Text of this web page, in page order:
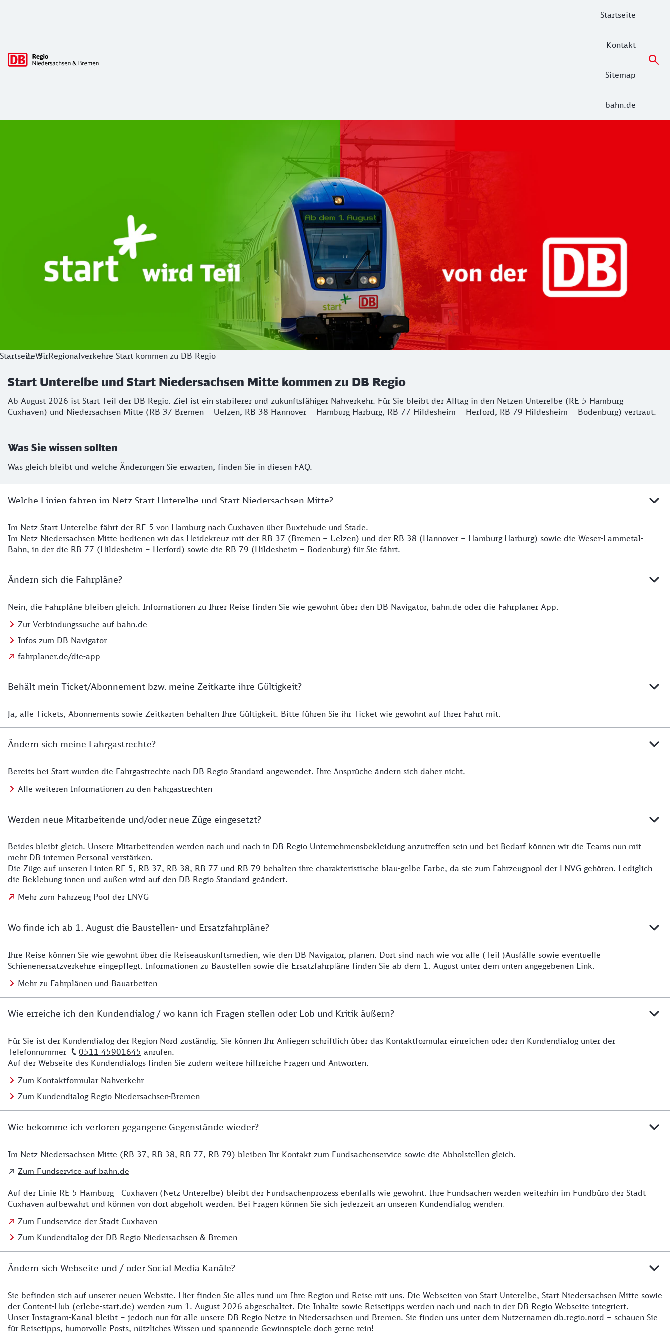
Startseite
Kontakt
Sitemap
bahn.de
Start Unterelbe und Start Niedersachsen Mitte kommen zu DB Regio
Ab August 2026 ist Start Teil der DB Regio. Ziel ist ein stabilerer und zukunftsfähiger Nahverkehr. Für Sie bleibt der Alltag in den Netzen Unterelbe (RE 5 Hamburg –
StartseiteWirRegionalverkehre Start kommen zu DB Regio
Start Unterelbe und Start Niedersachsen Mitte kommen zu DB Regio
Ab August 2026 ist Start Teil der DB Regio. Ziel ist ein stabilerer und zukunftsfähiger Nahverkehr. Für Sie bleibt der Alltag in den Netzen Unterelbe (RE 5 Hamburg –
Cuxhaven) und Niedersachsen Mitte (RB 37 Bremen – Uelzen, RB 38 Hannover – Hamburg-Harburg, RB 77 Hildesheim – Herford, RB 79 Hildesheim – Bodenburg) vertraut.
Was Sie wissen sollten
Was gleich bleibt und welche Änderungen Sie erwarten, finden Sie in diesen FAQ.
Welche Linien fahren im Netz Start Unterelbe und Start Niedersachsen Mitte?
Details
Im Netz Start Unterelbe fährt der RE 5 von Hamburg nach Cuxhaven über Buxtehude und Stade.
Im Netz Niedersachsen Mitte bedienen wir das Heidekreuz mit der RB 37 (Bremen – Uelzen) und der RB 38 (Hannover – Hamburg Harburg) sowie die Weser-Lammetal-
Bahn, in der die RB 77 (Hildesheim – Herford) sowie die RB 79 (Hildesheim – Bodenburg) für Sie fährt.
Ändern sich die Fahrpläne?
Details zu den Fahrplänen
Nein, die Fahrpläne bleiben gleich. Informationen zu Ihrer Reise finden Sie wie gewohnt über den DB Navigator, bahn.de oder die Fahrplaner App.
Zur Verbindungssuche auf bahn.de
Infos zum DB Navigator
fahrplaner.de/die-app
Behält mein Ticket/Abonnement bzw. meine Zeitkarte ihre Gültigkeit?
Details zur Zeitkarte
Ja, alle Tickets, Abonnements sowie Zeitkarten behalten Ihre Gültigkeit. Bitte führen Sie ihr Ticket wie gewohnt auf Ihrer Fahrt mit.
Ändern sich meine Fahrgastrechte?
Details zu Fahrgastrechten
Bereits bei Start wurden die Fahrgastrechte nach DB Regio Standard angewendet. Ihre Ansprüche ändern sich daher nicht.
Alle weiteren Informationen zu den Fahrgastrechten
Werden neue Mitarbeitende und/oder neue Züge eingesetzt?
Details zu den Mitarbeitenden
Beides bleibt gleich. Unsere Mitarbeitenden werden nach und nach in DB Regio Unternehmensbekleidung anzutreffen sein und bei Bedarf können wir die Teams nun mit
mehr DB internen Personal verstärken.
Die Züge auf unseren Linien RE 5, RB 37, RB 38, RB 77 und RB 79 behalten ihre charakteristische blau-gelbe Farbe, da sie zum Fahrzeugpool der LNVG gehören. Lediglich
die Beklebung innen und außen wird auf den DB Regio Standard geändert.
Mehr zum Fahrzeug-Pool der LNVG
Wo finde ich ab 1. August die Baustellen- und Ersatzfahrpläne?
Details zu Baustelle
Ihre Reise können Sie wie gewohnt über die Reiseauskunftsmedien, wie den DB Navigator, planen. Dort sind nach wie vor alle (Teil-)Ausfälle sowie eventuelle
Schienenersatzverkehre eingepflegt. Informationen zu Baustellen sowie die Ersatzfahrpläne finden Sie ab dem 1. August unter dem unten angegebenen Link.
Mehr zu Fahrplänen und Bauarbeiten
Wie erreiche ich den Kundendialog / wo kann ich Fragen stellen oder Lob und Kritik äußern?
Details zu Kontakt
Für Sie ist der Kundendialog der Region Nord zuständig. Sie können Ihr Anliegen schriftlich über das Kontaktformular einreichen oder den Kundendialog unter der
Telefonnummer
0511 45901645 anrufen.
Auf der Webseite des Kundendialogs finden Sie zudem weitere hilfreiche Fragen und Antworten.
Zum Kontaktformular Nahverkehr
Zum Kundendialog Regio Niedersachsen-Bremen
Wie bekomme ich verloren gegangene Gegenstände wieder?
Details zu Kontakt
Im Netz Niedersachsen Mitte (RB 37, RB 38, RB 77, RB 79) bleiben Ihr Kontakt zum Fundsachenservice sowie die Abholstellen gleich.
Zum Fundservice auf bahn.de
Auf der Linie RE 5 Hamburg - Cuxhaven (Netz Unterelbe) bleibt der Fundsachenprozess ebenfalls wie gewohnt. Ihre Fundsachen werden weiterhin im Fundbüro der Stadt
Cuxhaven aufbewahrt und können von dort abgeholt werden. Bei Fragen können Sie sich jederzeit an unseren Kundendialog wenden.
Zum Fundservice der Stadt Cuxhaven
Zum Kundendialog der DB Regio Niedersachsen & Bremen
Ändern sich Webseite und / oder Social-Media-Kanäle?
Details zur Website
Sie befinden sich auf unserer neuen Website. Hier finden Sie alles rund um Ihre Region und Reise mit uns. Die Webseiten von Start Unterelbe, Start Niedersachsen Mitte sowie
der Content-Hub (erlebe-start.de) werden zum 1. August 2026 abgeschaltet. Die Inhalte sowie Reisetipps werden nach und nach in der DB Regio Webseite integriert.
Unser Instagram-Kanal bleibt – jedoch nun für alle unsere DB Regio Netze in Niedersachsen und Bremen. Sie finden uns unter dem Nutzernamen db.regio.nord – schauen Sie
für Reisetipps, humorvolle Posts, nützliches Wissen und spannende Gewinnspiele doch gerne rein!